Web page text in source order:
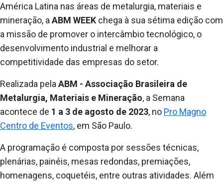
América Latina nas áreas de metalurgia, materiais e
mineração, a ABM WEEK chega à sua sétima edição com
a missão de promover o intercâmbio tecnológico, o
desenvolvimento industrial e melhorar a
competitividade das empresas do setor.
Realizada pela ABM - Associação Brasileira de
Metalurgia, Materiais e Mineração, a Semana
acontece de 1 a 3 de agosto de 2023, no Pro Magno
Centro de Eventos, em São Paulo.
A programação é composta por sessões técnicas,
plenárias, painéis, mesas redondas, premiações,
homenagens, coquetéis, entre outras atividades. Além